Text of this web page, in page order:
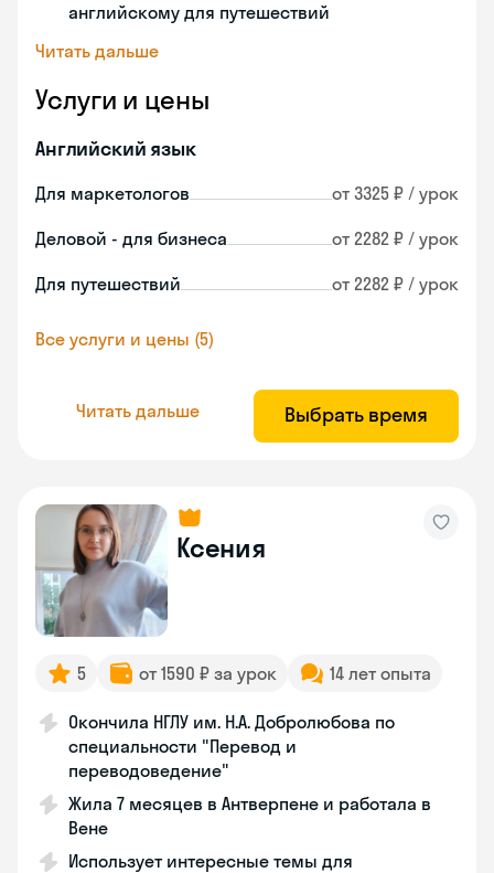
английскому для путешествий
Читать дальше
Услуги и цены
Английский язык
Для маркетологов от 3325 ₽ / урок
Деловой - для бизнеса от 2282 ₽ / урок
Для путешествий от 2282 ₽ / урок
Все услуги и цены (5)
Читать дальше Выбрать время
Ксения
5 от 1590 ₽ за урок 14 лет опыта
Окончила НГЛУ им. Н.А. Добролюбова по
специальности "Перевод и
переводоведение"
Жила 7 месяцев в Антверпене и работала в
Вене
Использует интересные темы для